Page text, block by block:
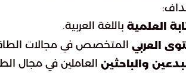
العلمية باللغة العربية.
العربي المتخصص في مجالات
والباحثين العاملين في مجال